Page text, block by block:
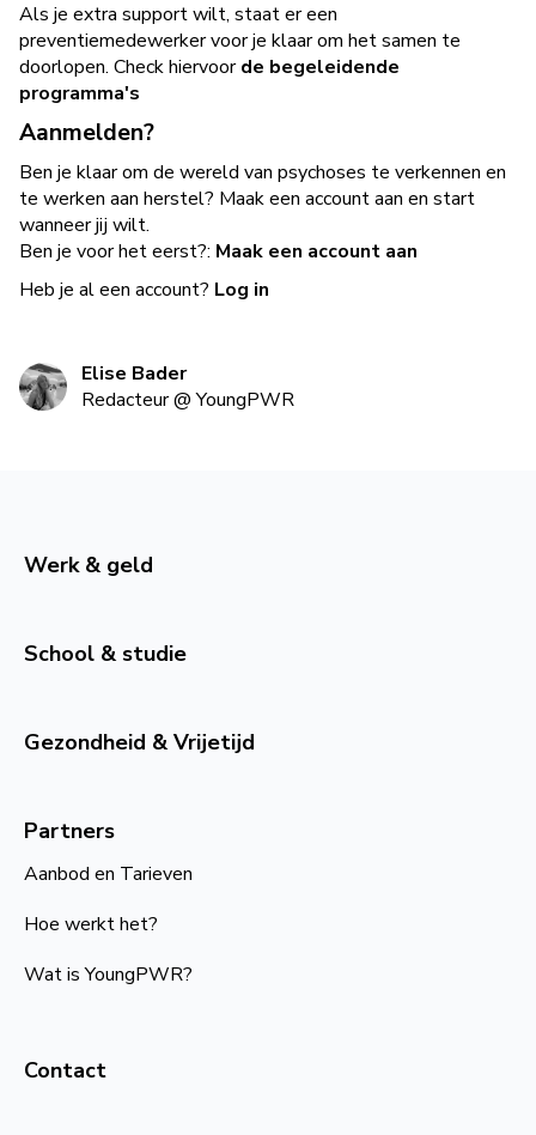
Als je extra support wilt, staat er een
preventiemedewerker voor je klaar om het samen te
doorlopen. Check hiervoorde begeleidende
programma's
Aanmelden?
Ben je klaar om de wereld van psychoses te verkennen en
te werken aan herstel? Maak een account aan en start
wanneer jij wilt.
Ben je voor het eerst?: Maak een account aan
Heb je al een account? Log in
Elise Bader
Redacteur@YoungPWR
Werk & geld
School & studie
Gezondheid & Vrijetijd
Partners
Aanbod en Tarieven
Hoe werkt het?
Wat is YoungPWR?
Contact